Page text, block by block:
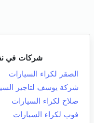
شركات في
الصقر لكراء السيارات
شركة يوسف لتاجير
صلاح لكراء السيارات
فوب لكراء السيارات